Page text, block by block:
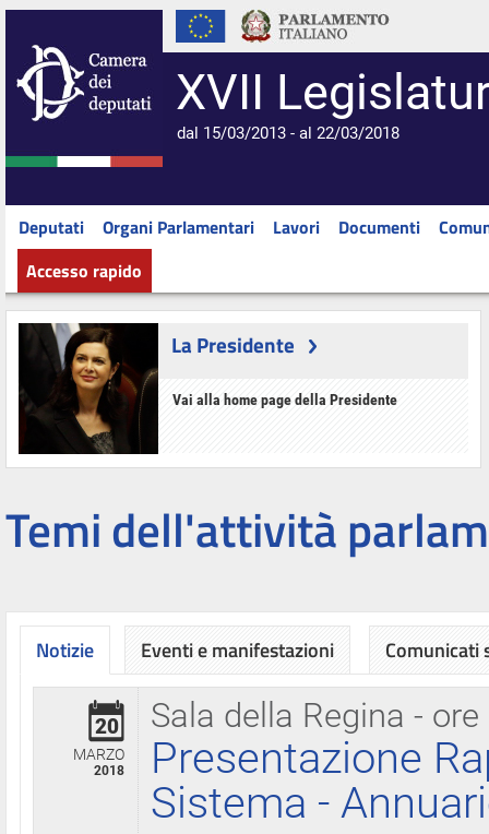
XVII
dal 15/03/2013 - al 22/03/2018
Deputati Organi Parlamentari Lavori Documenti
Accesso rapido
La Presidente
Vai alla home page della Presidente
Temi dell'attività
Notizie
Sala della Regina - ore
20
MARZO
2018
Presentazione
Sistema -
Eventi e manifestazioni Comunicati